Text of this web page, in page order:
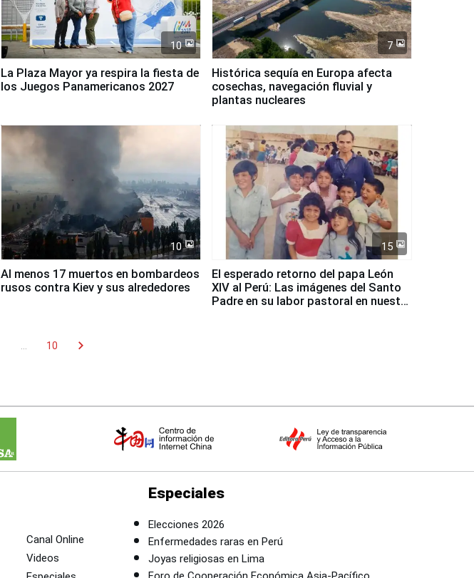
10
La Plaza Mayor ya respira la fiesta de
los Juegos Panamericanos 2027
7
Histórica sequía en Europa afecta
cosechas, navegación fluvial y
plantas nucleares
10
Al menos 17 muertos en bombardeos
rusos contra Kiev y sus alrededores
15
El esperado retorno del papa León
XIV al Perú: Las imágenes del Santo
Padre en su labor pastoral en nuestro
10 chevron_right
Canal Online
Videos
Especiales
Elecciones 2026
Enfermedades raras en Perú
Joyas religiosas en Lima